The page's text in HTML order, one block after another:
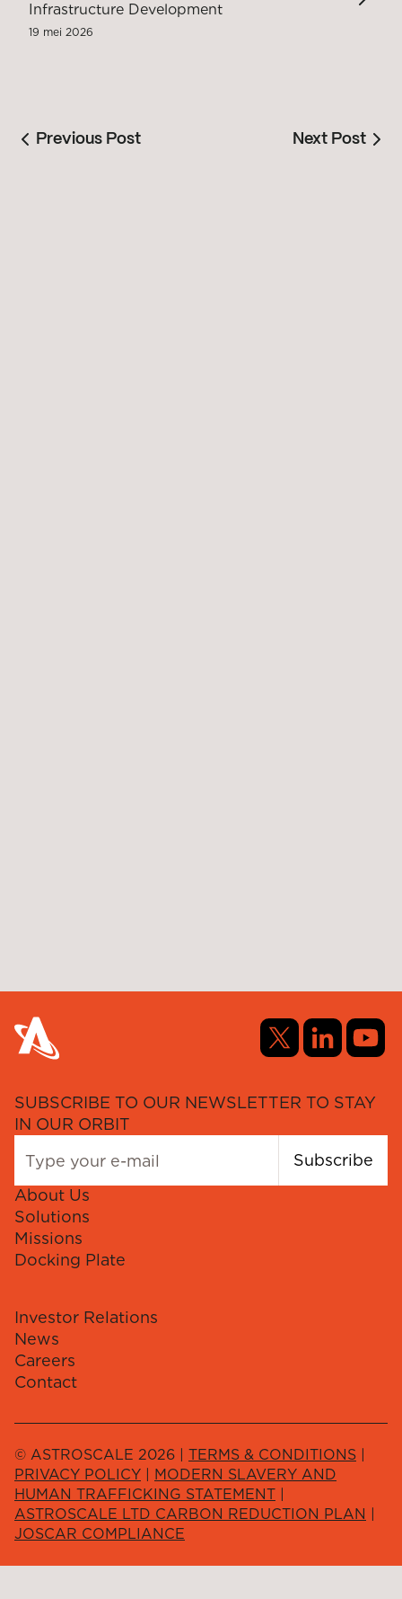
Infrastructure Development
19 mei 2026
Previous Post Next Post
SUBSCRIBE TO OUR NEWSLETTER TO STAY
IN OUR ORBIT
Subscribe
About Us
Solutions
Missions
Docking Plate
Investor Relations
News
Careers
Contact
© ASTROSCALE 2026 | TERMS & CONDITIONS |
PRIVACY POLICY | MODERN SLAVERY AND
HUMAN TRAFFICKING STATEMENT |
ASTROSCALE LTD CARBON REDUCTION PLAN |
JOSCAR COMPLIANCE